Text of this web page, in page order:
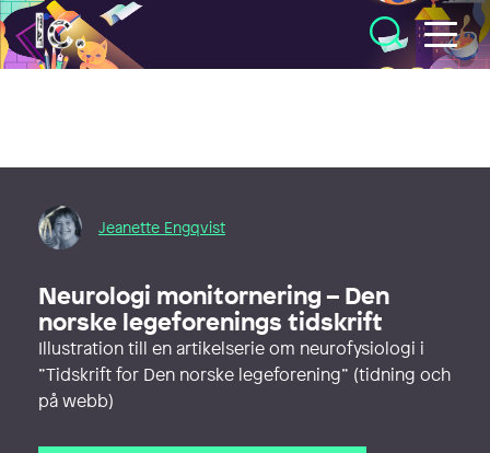
Illustratörcentrum
Jeanette Engqvist
Neurologi monitornering – Den
norske legeforenings tidskrift
Illustration till en artikelserie om neurofysiologi i
”Tidskrift for Den norske legeforening” (tidning och
på webb)